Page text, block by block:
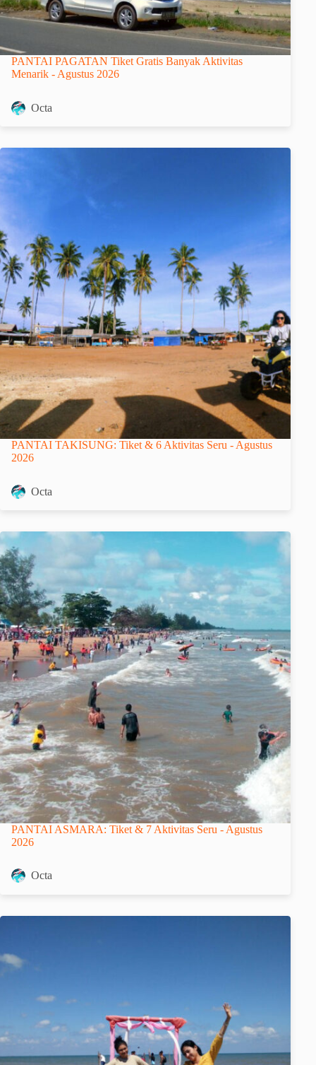
PANTAI PAGATAN Tiket Gratis Banyak Aktivitas
Menarik - Agustus 2026
Octa
PANTAI TAKISUNG: Tiket & 6 Aktivitas Seru - Agustus
2026
Octa
PANTAI ASMARA: Tiket & 7 Aktivitas Seru - Agustus
2026
Octa